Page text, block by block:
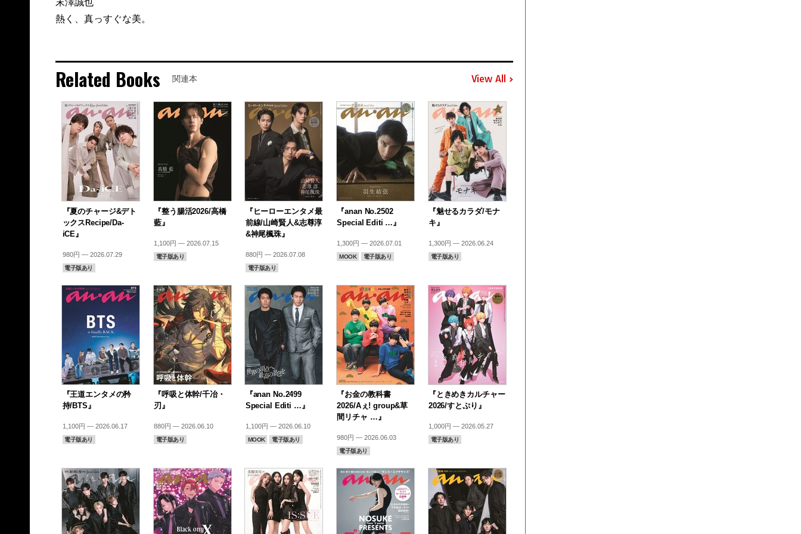
末澤誠也
熱く、真っすぐな美。
Related Books 関連本 View All
『夏のチャージ&デト
ックスRecipe/Da-
iCE』
980円 — 2026.07.29
電子版あり
『整う腸活2026/高橋
藍』
1,100円 — 2026.07.15
電子版あり
『ヒーローエンタメ最
前線/山崎賢人&志尊淳
&神尾楓珠』
880円 — 2026.07.08
電子版あり
『anan No.2502
Special Editi …』
1,300円 — 2026.07.01
MOOK 電子版あり
『魅せるカラダ/モナ
キ』
1,300円 — 2026.06.24
電子版あり
『王道エンタメの矜
持/BTS』
1,100円 — 2026.06.17
電子版あり
『呼吸と体幹/千冶・
刃』
880円 — 2026.06.10
電子版あり
『anan No.2499
Special Editi …』
1,100円 — 2026.06.10
MOOK 電子版あり
『お金の教科書
2026/Aぇ! group&草
間リチャ …』
980円 — 2026.06.03
電子版あり
『ときめきカルチャー
2026/すとぷり』
1,000円 — 2026.05.27
電子版あり